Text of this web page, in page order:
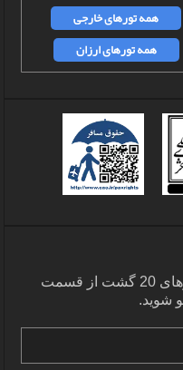
همه تورهای خارجی
همه تورهای ارزان
جهت اطلاع از آفرها و تخفیفات تورهای 20 گشت از قسمت
شوید.